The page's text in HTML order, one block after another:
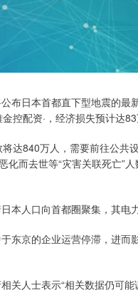
布日本首都直下型地震的最
控配资·，经济损失预计达83
达840万人，需要前往公共
而去世等“灾害关联死亡”
人口向首都圈聚集，其电
东京的企业运营停滞，进而
人士表示“相关数据仍可能
沪深300 4688.92